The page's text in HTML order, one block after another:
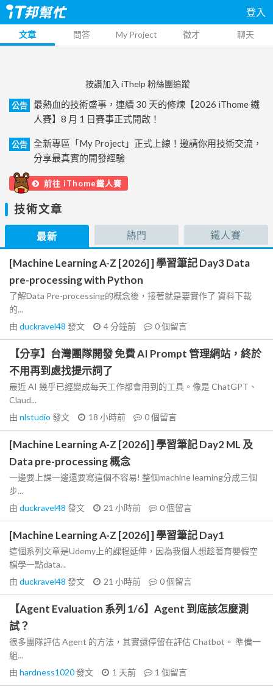
登入
文章 問答 My Project 徵才 聊天
按讚加入 iThelp 粉絲團追蹤
公告
最熱血的技術盛事，連續 30 天的修煉【2026 iThome 鐵
人賽】8 月 1 日賽事正式開啟！
公告
全新專區「My Project」正式上線！邀請你用技術交流，
分享最真實的開發經驗
前往 iThome鐵人賽
技術文章
最新 熱門 鐵人賽
[Machine Learning A-Z [2026] ] 學習筆記 Day3 Data
pre-processing with Python
了解Data Pre-processing的概念後，接著就是要實作了 資料下載
的...
由 duckravel48 發文 4 分鐘前 0個留言
【分享】台灣團隊開發 免費 AI Prompt 管理網站，終於
不用再到處找提示詞了
最近 AI 幾乎已經變成每天工作都會用到的工具。像是 ChatGPT、
Claud...
由 nlstudio 發文 18 小時前 0個留言
[Machine Learning A-Z [2026] ] 學習筆記 Day2 ML 及
Data pre-processing 概念
一邊要上課一邊還要寫這個不容易! 整個machine learning分成三個
步...
由 duckravel48 發文 21 小時前 0個留言
[Machine Learning A-Z [2026] ] 學習筆記 Day1
這個系列文章是Udemy上的課程延伸，因為我個人想趁著育嬰假空
檔學一點data...
由 duckravel48 發文 21 小時前 0個留言
【Agent Evaluation 系列 1/6】Agent 到底該怎麼測
試？
很多團隊評估 Agent 的方法，其實還停留在評估 Chatbot。 準備一
組...
由 hardness1020發文 1 天前 1 個留言